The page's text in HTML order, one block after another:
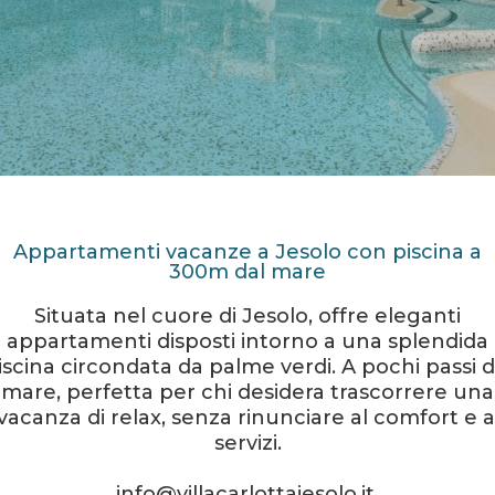
Appartamenti vacanze a Jesolo con piscina a
300m dal mare
Situata nel cuore di Jesolo, offre eleganti
appartamenti disposti intorno a una splendida
circondata da palme verdi. A pochi passi
mare, perfetta per chi desidera trascorrere una
di relax, senza rinunciare al comfort e
servizi.